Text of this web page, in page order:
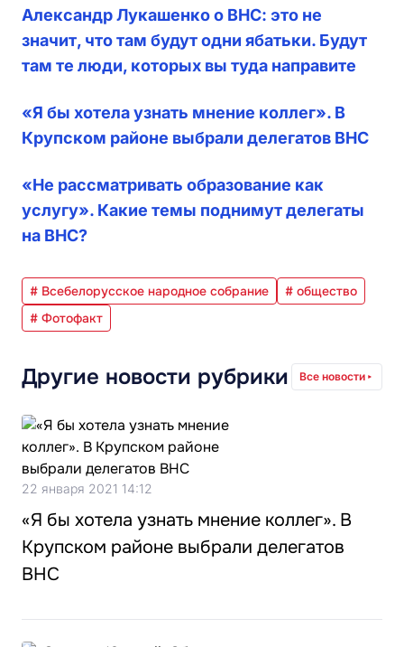
Александр Лукашенко о ВНС: это не
значит, что там будут одни ябатьки. Будут
там те люди, которых вы туда направите
«Я бы хотела узнать мнение коллег». В
Крупском районе выбрали делегатов ВНС
«Не рассматривать образование как
услугу». Какие темы поднимут делегаты
на ВНС?
# Всебелорусское народное собрание
# общество
# Фотофакт
Другие новости рубрики Все новости
22 января 2021 14:12
«Я бы хотела узнать мнение коллег». В
Крупском районе выбрали делегатов
ВНС